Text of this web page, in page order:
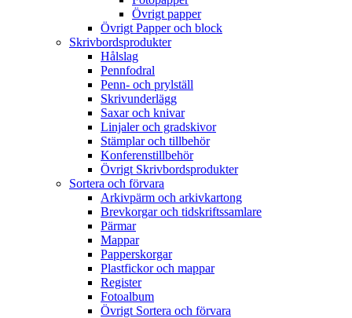
Övrigt papper
Övrigt Papper och block
Skrivbordsprodukter
Hålslag
Pennfodral
Penn- och prylställ
Skrivunderlägg
Saxar och knivar
Linjaler och gradskivor
Stämplar och tillbehör
Konferenstillbehör
Övrigt Skrivbordsprodukter
Sortera och förvara
Arkivpärm och arkivkartong
Brevkorgar och tidskriftssamlare
Pärmar
Mappar
Papperskorgar
Plastfickor och mappar
Register
Fotoalbum
Övrigt Sortera och förvara